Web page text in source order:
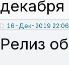
16-Дек-2019 22:06
Релиз